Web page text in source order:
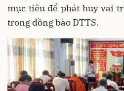
mục tiêu để phát huy vai
trong đồng bào DTTS.